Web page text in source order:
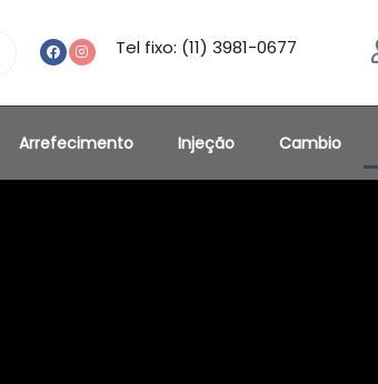
Tel fixo: (11) 3981-0677
Arrefecimento Injeção Cambio